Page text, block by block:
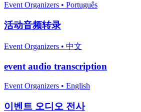
Event Organizers • Português
活动音频转录
Event Organizers • 中文
event audio transcription
Event Organizers • English
이벤트 오디오 전사